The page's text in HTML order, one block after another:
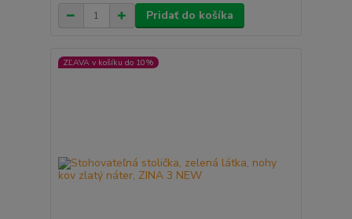
Pridať do košíka
ZĽAVA v košíku do 10%